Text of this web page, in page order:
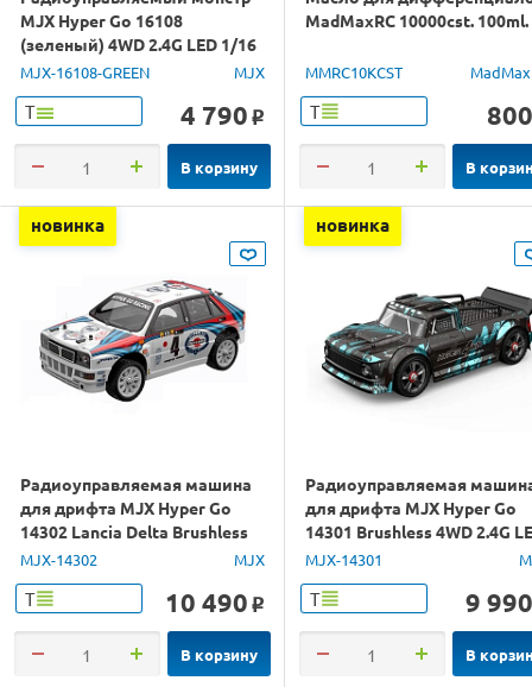
MJX Hyper Go 16108
(зеленый) 4WD 2.4G LED 1/16
RTR
MJX-16108-GREEN MJX
Т 4 790 o
В корзину
MadMaxRC 10000cst. 100ml.
MMRC10KCST
Т 800
В
новинка
Радиоуправляемая машина
для дрифта MJX Hyper Go
14302 Lancia Delta Brushless
4WD 2.4G LED 1/14 RTR
MJX-14302 MJX
Т 10 490 o
В корзину
новинка
Радиоуправляемая
для дрифта MJX Hyper Go
14301 Brushless 4WD 2.4G
1/14 RTR
MJX-14301
Т 9 990
В